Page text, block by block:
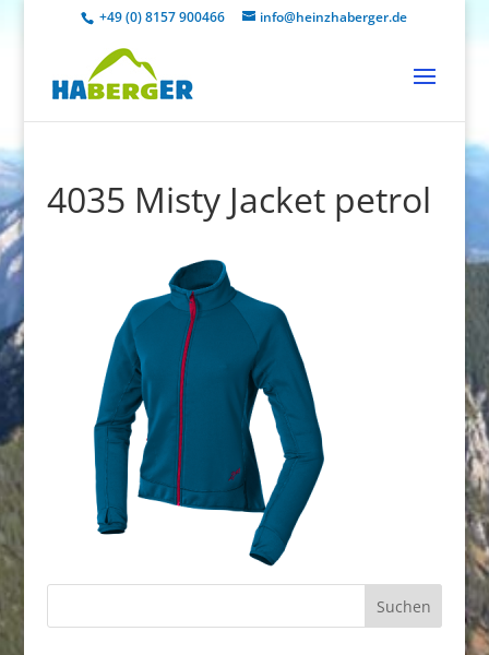
+49 (0) 8157 900466 info@heinzhaberger.de
4035 Misty Jacket petrol